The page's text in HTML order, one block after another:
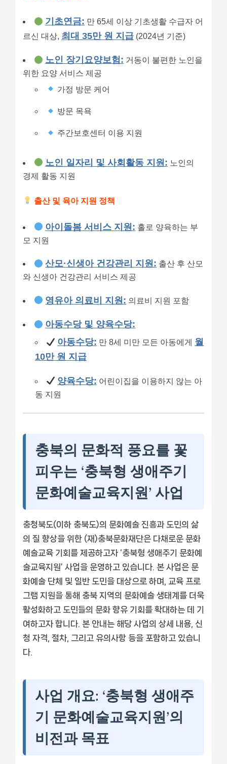
기초연금: 만 65세 이상 기초생활 수급자 어
르신 대상, 최대 35만 원 지급 (2024년 기준)
노인 장기요양보험: 거동이 불편한 노인을
위한 요양 서비스 제공
가정 방문 케어
방문 목욕
주간보호센터 이용 지원
노인 일자리 및 사회활동 지원: 노인의
경제 활동 지원
출산 및 육아 지원 정책
아이돌봄 서비스 지원: 홀로 양육하는 부
모 지원
산모·신생아 건강관리 지원: 출산 후 산모
와 신생아 건강관리 서비스 제공
영유아 의료비 지원: 의료비 지원 포함
아동수당 및 양육수당:
아동수당: 만 8세 미만 모든 아동에게 월
10만 원 지급
양육수당: 어린이집을 이용하지 않는 아
동 지원
충북의 문화적 풍요를 꽃
피우는 ‘충북형 생애주기
문화예술교육지원’ 사업
충청북도(이하 충북도)의 문화예술 진흥과 도민의 삶
의 질 향상을 위한 (재)충북문화재단은 다채로운 문화
예술교육 기회를 제공하고자 ‘충북형 생애주기 문화예
술교육지원’ 사업을 운영하고 있습니다. 본 사업은 문
화예술 단체 및 일반 도민을 대상으로 하며, 교육 프로
그램 지원을 통해 충북 지역의 문화예술 생태계를 더욱
활성화하고 도민들의 문화 향유 기회를 확대하는 데 기
여하고자 합니다. 본 안내는 해당 사업의 상세 내용, 신
청 자격, 절차, 그리고 유의사항 등을 포함하고 있습니
다.
사업 개요: ‘충북형 생애주
기 문화예술교육지원’의
비전과 목표